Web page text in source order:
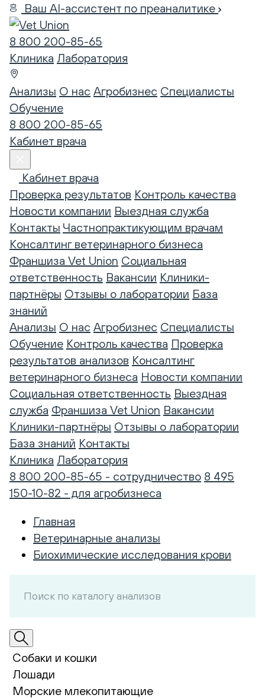
Ваш AI-ассистент по преаналитике
8 800 200-85-65
Клиника Лаборатория
Анализы О нас Агробизнес Специалисты
Обучение
8 800 200-85-65
Кабинет врача
Кабинет врача
Проверка результатов Контроль качества
Новости компании Выездная служба
Контакты Частнопрактикующим врачам
Консалтинг ветеринарного бизнеса
Франшиза Vet Union Социальная
ответственность Вакансии Клиники-
партнёры Отзывы о лаборатории База
знаний
Анализы О нас Агробизнес Специалисты
Обучение Контроль качества Проверка
результатов анализов Консалтинг
ветеринарного бизнеса Новости компании
Социальная ответственность Выездная
служба Франшиза Vet Union Вакансии
Клиники-партнёры Отзывы о лаборатории
База знаний Контакты
Клиника Лаборатория
8 800 200-85-65 - сотрудничество 8 495
150-10-82 - для агробизнеса
Главная
Ветеринарные анализы
Биохимические исследования крови
Собаки и кошки
Лошади
Морские млекопитающие